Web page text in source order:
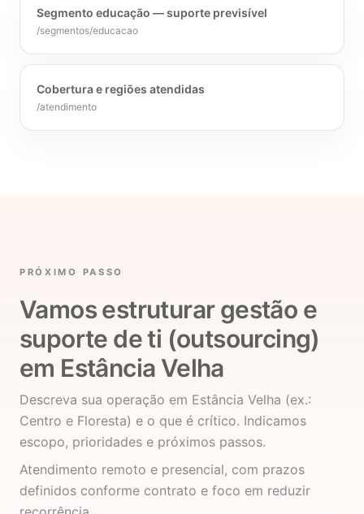
Segmento educação — suporte previsível
/segmentos/educacao
Cobertura e regiões atendidas
/atendimento
PRÓXIMO PASSO
Vamos estruturar gestão e
suporte de ti (outsourcing)
em Estância Velha
Descreva sua operação em Estância Velha (ex.:
Centro e Floresta) e o que é crítico. Indicamos
escopo, prioridades e próximos passos.
Atendimento remoto e presencial, com prazos
definidos conforme contrato e foco em reduzir